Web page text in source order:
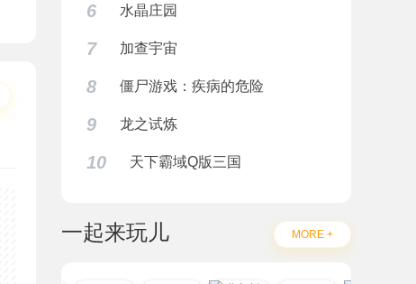
6 水晶庄园
7 加查宇宙
8 僵尸游戏：疾病的危险
9 龙之试炼
10 天下霸域Q版三国
一起来玩儿 MORE +